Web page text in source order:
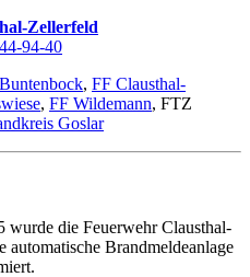
Zellerfeld
94-40
, FF Clausthal-
, FF Wildemann, FTZ
Goslar
wurde die Feuerwehr Clausthal-
Brandmeldeanlage